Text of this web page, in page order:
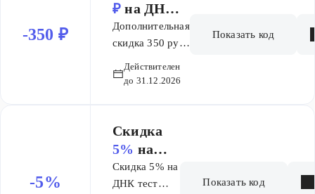
-350 ₽
₽на ДНК
тест
Полный
геном
Дополнительная
скидка 350 руб.
Полный геном
Действителен
до 31.12.2026
Показать код
-5%
Скидка
5% на
ДНК тест
Риски
Скидка 5% на
ДНК тест
Показать код